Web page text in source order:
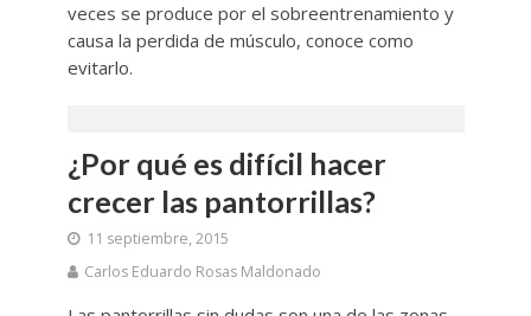
veces se produce por el sobreentrenamiento y
causa la perdida de músculo, conoce como
evitarlo.
¿Por qué es difícil hacer
crecer las pantorrillas?
11 septiembre, 2015
Carlos Eduardo Rosas Maldonado